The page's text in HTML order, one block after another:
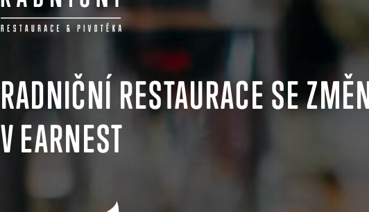
RADNIČNÍ RESTAURACE SE
V EARNEST